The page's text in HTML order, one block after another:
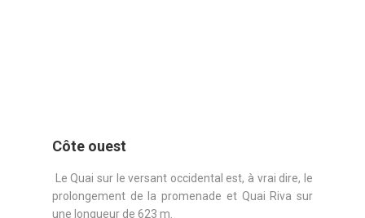
Côte ouest
Le Quai sur le versant occidental est, à vrai dire, le
prolongement de la promenade et Quai Riva sur
une longueur de 623 m.